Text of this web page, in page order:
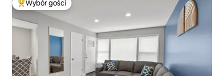
Najpopularniejsze z kategorii Wybór gości
Wybór gości